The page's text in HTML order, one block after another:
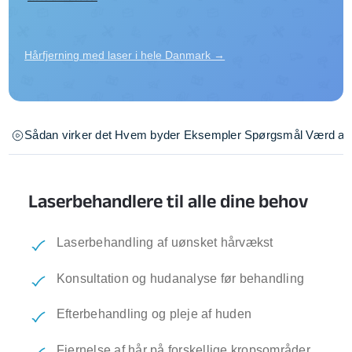
Hårfjerning med laser i hele Danmark →
Sådan virker det Hvem byder Eksempler Spørgsmål Værd at
Laserbehandlere til alle dine behov
Laserbehandling af uønsket hårvækst
Konsultation og hudanalyse før behandling
Efterbehandling og pleje af huden